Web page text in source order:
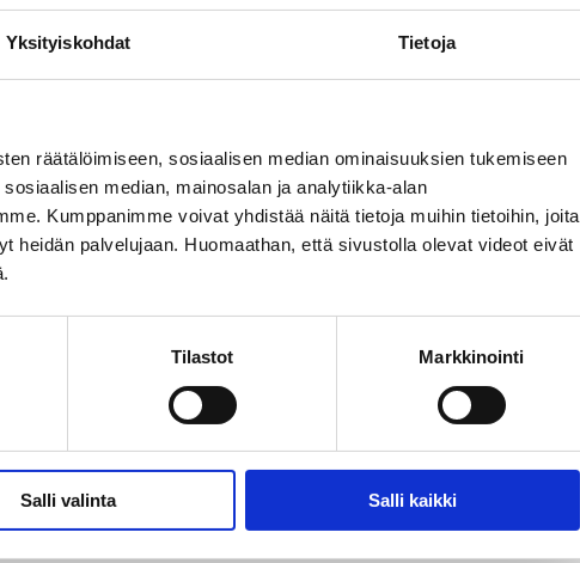
Yksityiskohdat Tietoja
räätälöimiseen, sosiaalisen median ominaisuuksien tukemiseen
median, mainosalan ja analytiikka-alan
Kumppanimme voivat yhdistää näitä tietoja muihin tietoihin, joita
heidän palvelujaan. Huomaathan, että sivustolla olevat videot eivät
Tilastot Markkinointi
Salli valinta Salli kaikki